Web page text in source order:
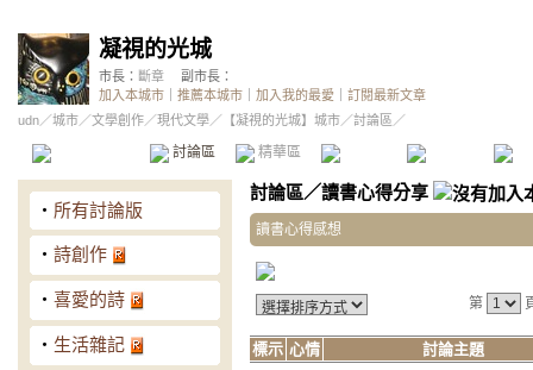
凝視的光城
市長： 斷章
副市長：
加入本城市
推薦本城市 加入我的最愛
訂閱最新文章
udn／城市／文學創作／現代文學／ 【凝視的光城】城市／討論區／
討論區 精華區 投票區 影像館
‧ 所有討論版
‧ 詩創作
‧ 喜愛的詩
‧ 生活雜記
討論區／讀書心得分享
讀書心得感想
第
標示 心情
討論主題